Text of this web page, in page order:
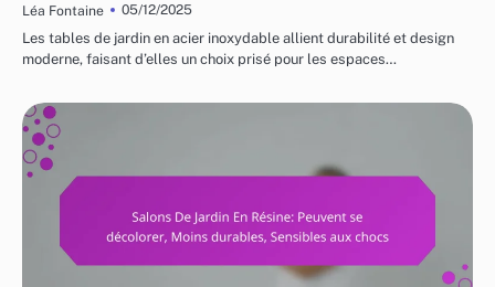
Léa Fontaine
05/12/2025
Les tables de jardin en acier inoxydable allient durabilité et design
moderne, faisant d’elles un choix prisé pour les espaces…